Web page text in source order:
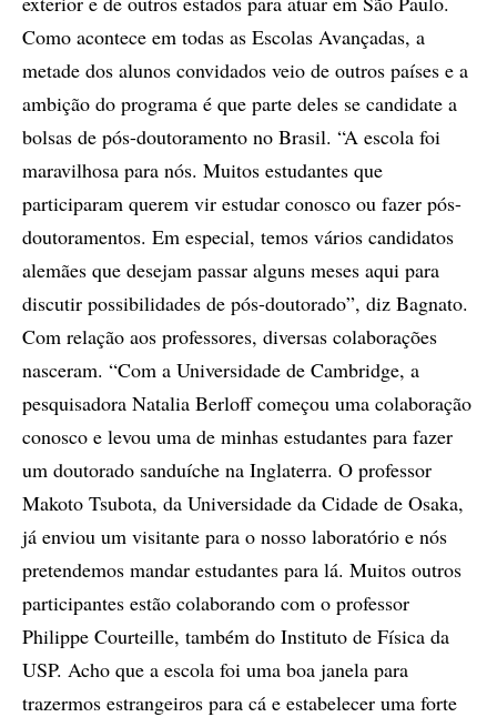
Como acontece em todas as Escolas Avançadas, a
metade dos alunos convidados veio de outros países e a
ambição do programa é que parte deles se candidate a
bolsas de pós-doutoramento no Brasil. “A escola foi
maravilhosa para nós. Muitos estudantes que
participaram querem vir estudar conosco ou fazer pós-
doutoramentos. Em especial, temos vários candidatos
alemães que desejam passar alguns meses aqui para
discutir possibilidades de pós-doutorado”, diz Bagnato.
Com relação aos professores, diversas colaborações
nasceram. “Com a Universidade de Cambridge, a
pesquisadora Natalia Berloff começou uma colaboração
conosco e levou uma de minhas estudantes para fazer
um doutorado sanduíche na Inglaterra. O professor
Makoto Tsubota, da Universidade da Cidade de Osaka,
já enviou um visitante para o nosso laboratório e nós
pretendemos mandar estudantes para lá. Muitos outros
participantes estão colaborando com o professor
Philippe Courteille, também do Instituto de Física da
USP. Acho que a escola foi uma boa janela para
trazermos estrangeiros para cá e estabelecer uma forte